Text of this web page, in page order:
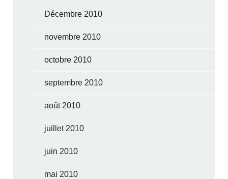
Décembre 2010
novembre 2010
octobre 2010
septembre 2010
août 2010
juillet 2010
juin 2010
mai 2010